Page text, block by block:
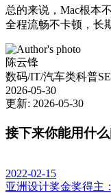
总的来说，Mac根本
全程流畅不卡顿，长
陈云锋
数码/IT/汽车类科普
2026-05-30
更新: 2026-05-30
接下来你能用什
2022-02-15
亚洲设计奖金奖得主